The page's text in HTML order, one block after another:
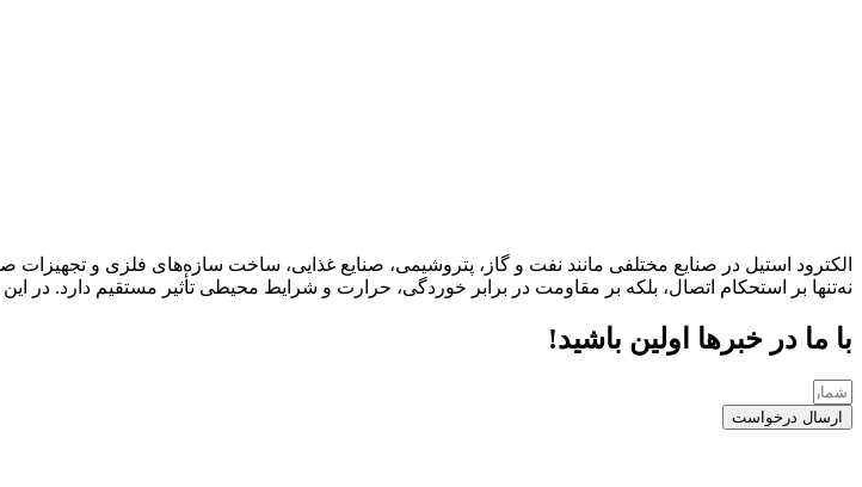
الکترود استیل در صنایع مختلفی مانند نفت و گاز، پتروشیمی، صنایع غذایی، ساخت سازه‌های فلزی و
نه‌تنها بر استحکام اتصال، بلکه بر مقاومت در برابر خوردگی، حرارت و شرایط محیطی تأثیر مستقیم دارد. در
با ما در خبرها اولین باشید!
ارسال درخواست